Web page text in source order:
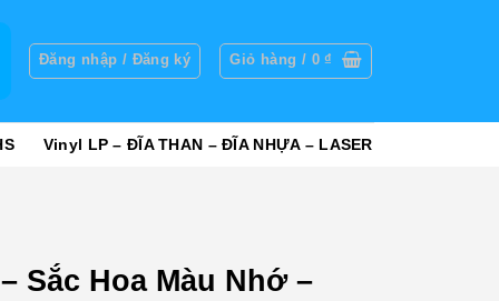
Đăng nhập / Đăng ký Giỏ hàng / 0₫
Vinyl LP – ĐĨA THAN – ĐĨA NHỰA – LASER
Sắc Hoa Màu Nhớ –